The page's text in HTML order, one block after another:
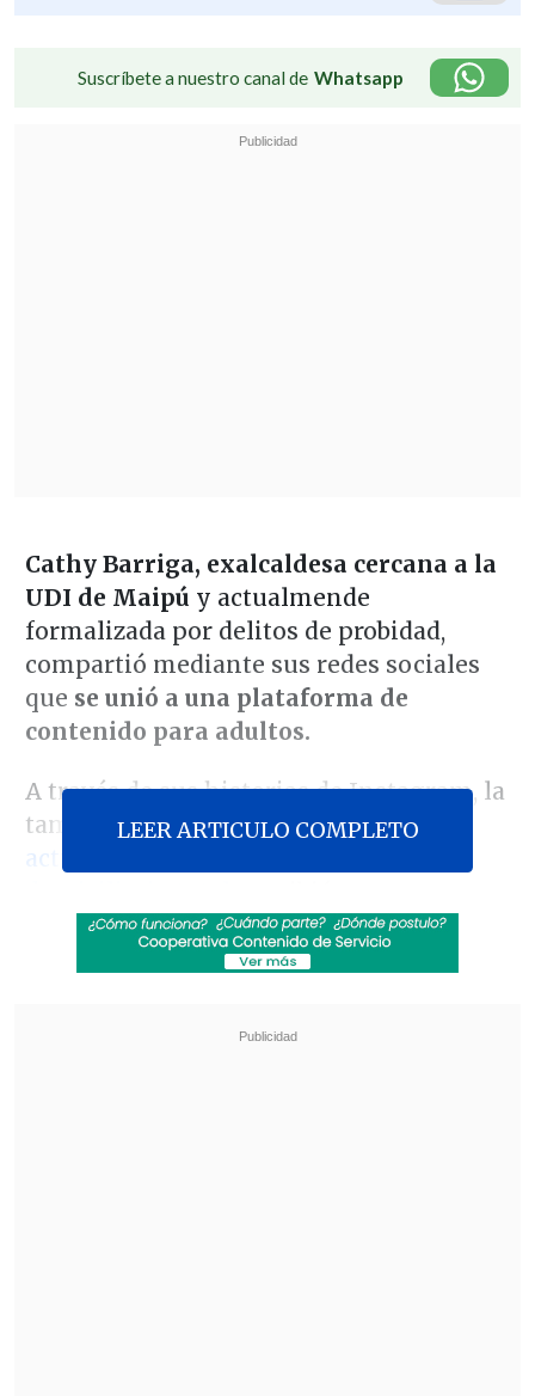
Suscríbete a nuestro canal de Whatsapp
Cathy Barriga, exalcaldesa cercana a la
UDI de Maipú y actualmende
formalizada por delitos de probidad,
compartió mediante sus redes sociales
que se unió a una plataforma de
contenido para adultos.
A través de sus historias de Instagram, la
también exchica "Mekano",quien
actualmente se encuentra en arresto
seguidores una reflexión sobre los
momentos que ha vivido los últimos
LEER ARTICULO COMPLETO